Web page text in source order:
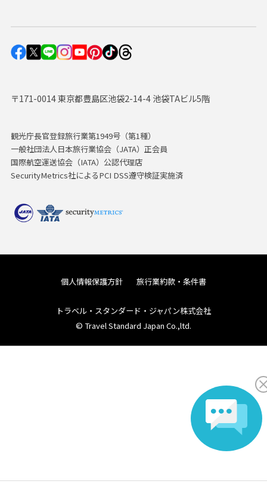
〒171-0014 東京都豊島区池袋2-14-4 池袋TAビル5階
観光庁長官登録旅行業第1949号（第1種）
一般社団法人日本旅行業協会（JATA）正会員
国際航空運送協会（IATA）公認代理店
SecurityMetrics社によるPCI DSS遵守検証実施済
個人情報保護方針 旅行業約款・条件書
トラベル・スタンダード・ジャパン株式会社
© Travel Standard Japan Co.,ltd.